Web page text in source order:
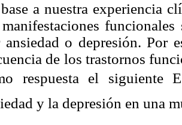
a nuestra experiencia
funcionales
ansiedad o depresión. Por
de los trastornos
respuesta el siguiente
y la depresión en una